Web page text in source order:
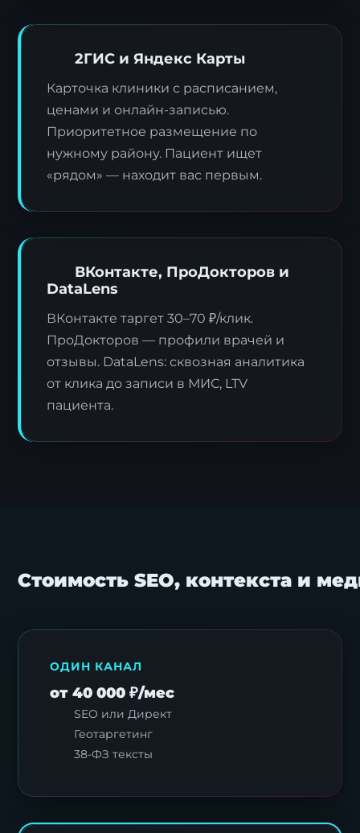
2ГИС и Яндекс Карты
Карточка клиники с расписанием,
ценами и онлайн-записью.
Приоритетное размещение по
нужному району. Пациент ищет
«рядом» — находит вас первым.
ВКонтакте, ПроДокторов и
DataLens
ВКонтакте таргет 30–70 ₽/клик.
ПроДокторов — профили врачей и
отзывы. DataLens: сквозная аналитика
от клика до записи в МИС, LTV
пациента.
Стоимость SEO, контекста и
ОДИН КАНАЛ
от 40 000 ₽/мес
SEO или Директ
Геотаргетинг
38-ФЗ тексты